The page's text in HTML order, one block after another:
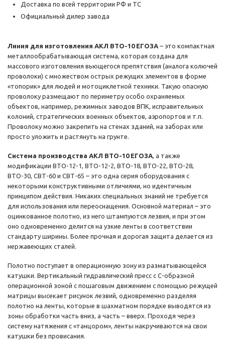
Доставка по всей территории РФ и ТС
Официальный дилер завода
Линия для изготовления АКЛ ВТО-10 ЕГОЗА – это компактная
металлообрабатывающая система, которая создана для
массового изготовления вьющегося препятствия (аналога колючей
проволоки) с множеством острых режущих элементов в форме
«топорик» для людей и мотоциклетной техники. Такую опасную
проволоку размещают по периметру особо охраняемых
объектов, например, режимных заводов ВПК, исправительных
колоний, стратегических военных объектов, аэропортов и т.п.
Проволоку можно закрепить на стенах зданий, на заборах или
просто уложить и растянуть на грунте.
Система производства АКЛ ВТО-10 ЕГОЗА, а также
модификации ВТО-12-1, ВТО-12-2, ВТО-18, ВТО-22, ВТО-28,
ВТО-30, СВТ-60 и СВТ-65 – это одна серия оборудования с
некоторыми конструктивными отличиями, но идентичным
принципом действия. Никаких специальных знаний не требуется
для использования или переоснащения. Основной материал – это
оцинкованное полотно, из него штампуются лезвия, и при этом
оно одновременно делится на узкие ленты в соответствии
стандарту ширины. Более прочная и дорогая защита делается из
нержавеющих сталей.
Полотно поступает в операционную зону из разматывающейся
катушки. Вертикальный гидравлический пресс с С-образной
операционной зоной с пошаговым движением с помощью режущей
матрицы высекает рисунок лезвий, одновременно разделяя
полотно на ленты, которые в шахматном порядке выводятся из
зоны обработки часть вниз, а часть – вверх. Проходя через
систему натяжения с «танцором», ленты накручиваются на свои
катушки без провисания.